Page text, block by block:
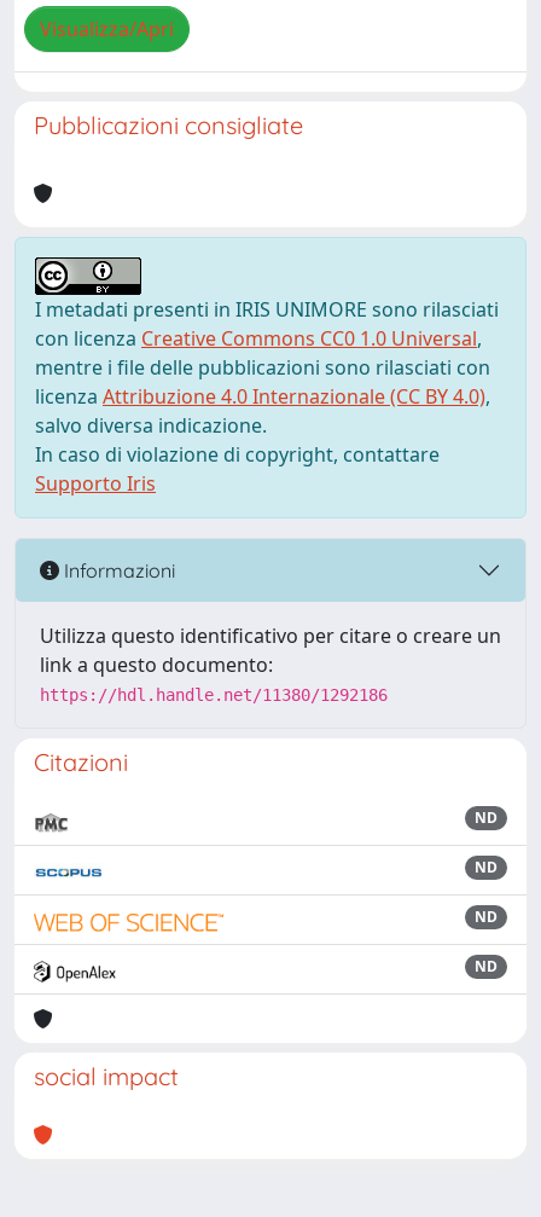
Visualizza/Apri
Pubblicazioni consigliate
I metadati presenti in IRIS UNIMORE sono rilasciati
con licenza Creative Commons CC0 1.0 Universal,
mentre i file delle pubblicazioni sono rilasciati con
licenza Attribuzione 4.0 Internazionale (CC BY 4.0),
salvo diversa indicazione.
In caso di violazione di copyright, contattare
Supporto Iris
Informazioni
Utilizza questo identificativo per citare o creare un
link a questo documento:
https://hdl.handle.net/11380/1292186
Citazioni
ND
ND
ND
ND
social impact